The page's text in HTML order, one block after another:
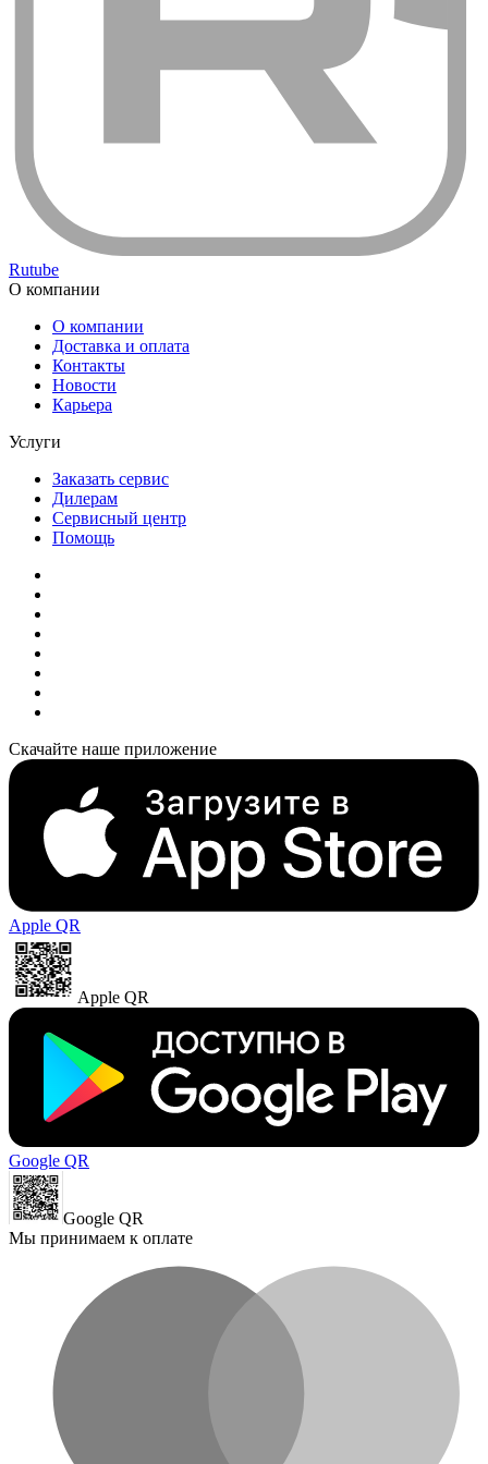
Rutube
О компании
О компании
Доставка и оплата
Контакты
Новости
Карьера
Услуги
Заказать сервис
Дилерам
Сервисный центр
Помощь
Скачайте наше приложение
Apple QR
Apple QR
Google QR
Google QR
Мы принимаем к оплате